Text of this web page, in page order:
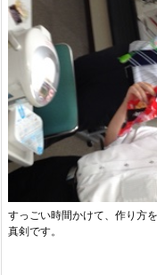
すっごい時間かけて、作り方を
真剣です。